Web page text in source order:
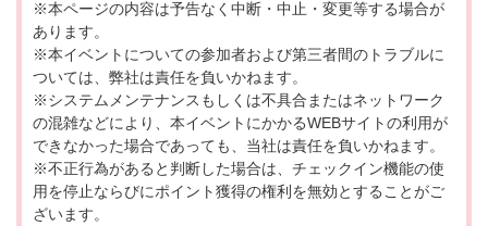
※本ページの内容は予告なく中断・中止・変更等する場合が
あります。
※本イベントについての参加者および第三者間のトラブルに
ついては、弊社は責任を負いかねます。
※システムメンテナンスもしくは不具合またはネットワーク
の混雑などにより、本イベントにかかるWEBサイトの利用が
できなかった場合であっても、当社は責任を負いかねます。
※不正行為があると判断した場合は、チェックイン機能の使
用を停止ならびにポイント獲得の権利を無効とすることがご
ざいます。